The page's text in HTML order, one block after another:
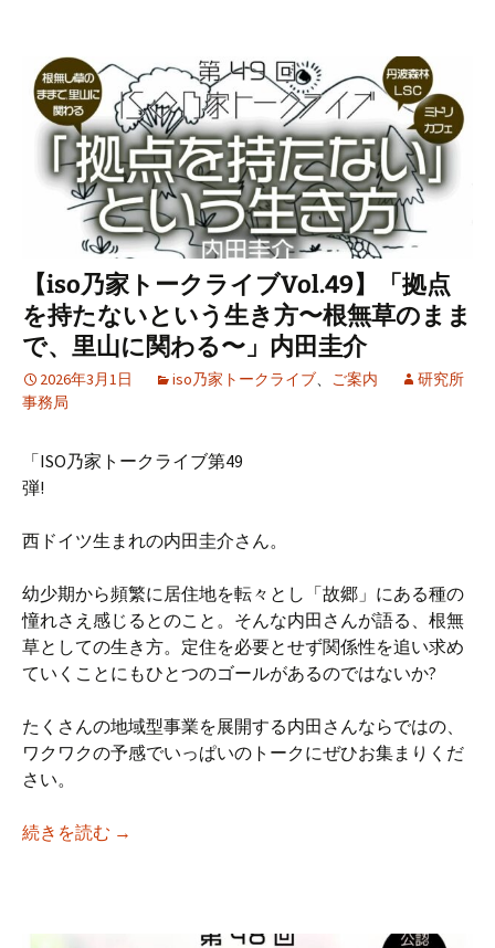
【iso乃家トークライブVol.49】「拠点
を持たないという生き方〜根無草のまま
で、里山に関わる〜」内田圭介
2026年3月1日 iso乃家トークライブ、 ご案内
研究所
事務局
「ISO乃家トークライブ第49
弾!
西ドイツ生まれの内田圭介さん。
幼少期から頻繁に居住地を転々とし「故郷」にある種の
憧れさえ感じるとのこと。そんな内田さんが語る、根無
草としての生き方。定住を必要とせず関係性を追い求め
ていくことにもひとつのゴールがあるのではないか?
たくさんの地域型事業を展開する内田さんならではの、
ワクワクの予感でいっぱいのトークにぜひお集まりくだ
さい。
続きを読む 【iso乃家トークライブVol.49】「拠点を持た
→